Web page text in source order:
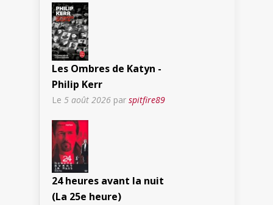
Les Ombres de Katyn -
Philip Kerr
Le 5 août 2026 par spitfire89
24 heures avant la nuit
(La 25e heure)